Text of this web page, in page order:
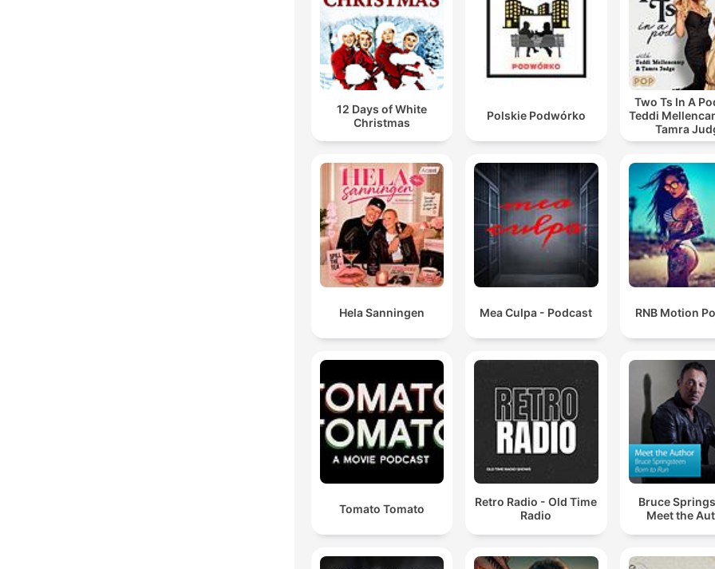
00:20:29 · ความเห็นจากเจ้าหน้าที่รัฐในเกาหลีใต้เกี่ยวกับความสำ
ของการใช้ชื่อในการสร้างความเท่าเทียม
12 Days of White
Christmas
Polskie Podwórko
Two Ts In A
Teddi
Tamra
Hela Sanningen Mea Culpa - Podcast RNB Motion
Tomato Tomato
Retro Radio - Old Time
Radio
Bruce
Meet the